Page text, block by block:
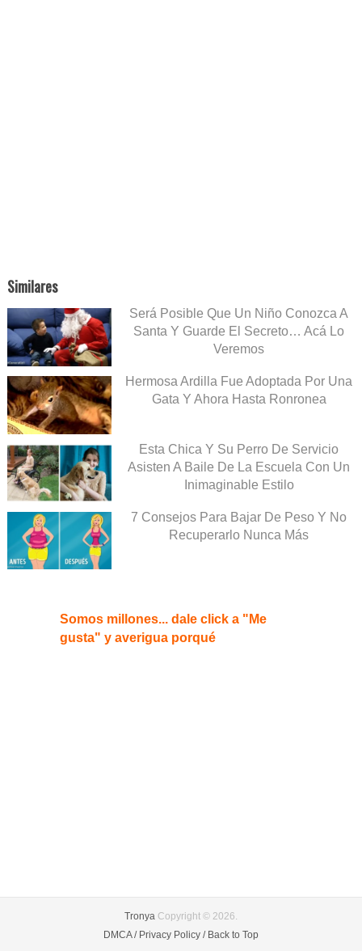
Similares
Será Posible Que Un Niño Conozca A
Santa Y Guarde El Secreto… Acá Lo
Veremos
Hermosa Ardilla Fue Adoptada Por Una
Gata Y Ahora Hasta Ronronea
Esta Chica Y Su Perro De Servicio
Asisten A Baile De La Escuela Con Un
Inimaginable Estilo
7 Consejos Para Bajar De Peso Y No
Recuperarlo Nunca Más
Somos millones... dale click a "Me
gusta" y averigua porqué
TronyaCopyright © 2026.
DMCA / Privacy Policy / Back to Top